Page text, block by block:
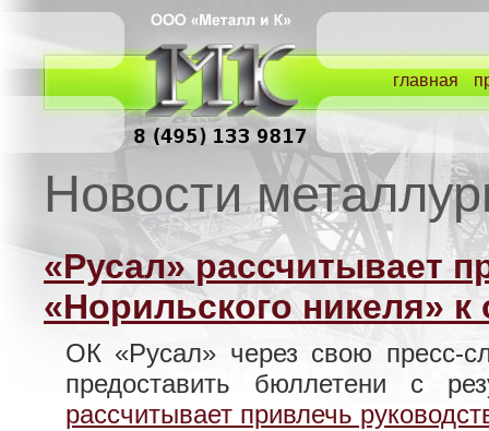
главная
Новости
«Русал» рассчитывает
«Норильского никеля» к
ОК «Русал» через свою пресс-
предоставить бюллетени с
рассчитывает привлечь